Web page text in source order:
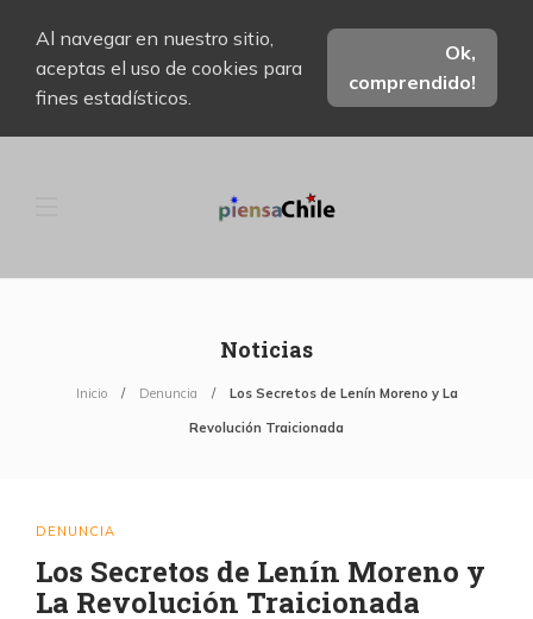
Al navegar en nuestro sitio,
aceptas el uso de cookies para
fines estadísticos.
Ok,
comprendido!
Noticias
Inicio Denuncia Los Secretos de Lenín Moreno y La
Revolución Traicionada
DENUNCIA
Los Secretos de Lenín Moreno y
La Revolución Traicionada